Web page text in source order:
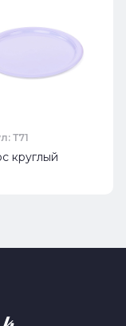
Т71
круглый